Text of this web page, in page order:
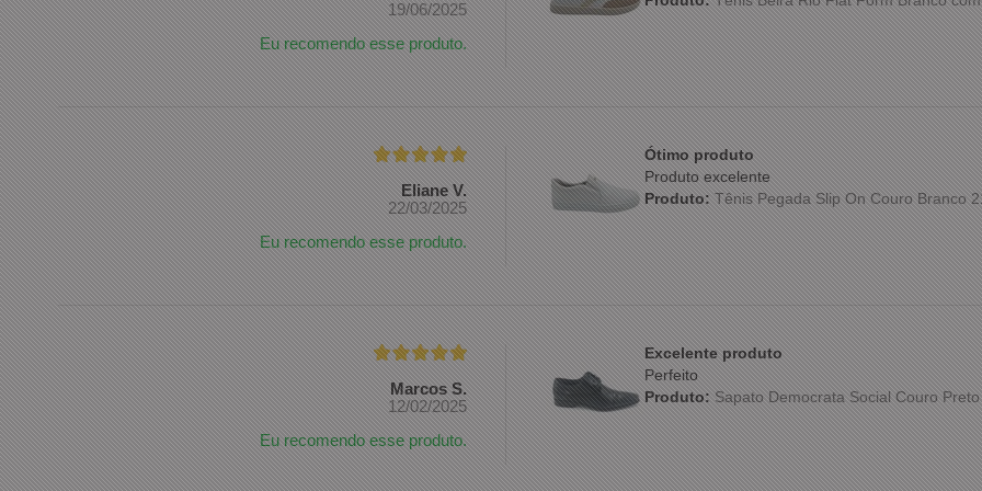
19/06/2025
Eu recomendo esse produto.
Eliane V.
22/03/2025
Eu recomendo esse produto.
Ótimo produto
Produto excelente
Produto:Tênis Pegada Slip On Couro Branco
Marcos S.
12/02/2025
Eu recomendo esse produto.
Excelente produto
Perfeito
Produto:Sapato Democrata Social Couro Preto